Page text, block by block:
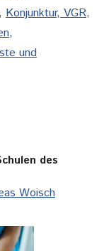
, Konjunktur, VGR,
und
des
Woisch